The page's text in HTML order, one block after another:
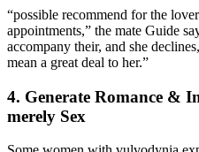
“possible recommend for the
appointments,” the mate Guide
accompany their, and she
mean a great deal to her.”
4. Generate Romance &
merely Sex